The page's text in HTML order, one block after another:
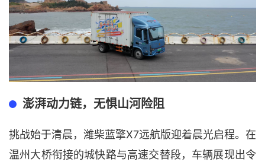
澎湃动力链，无惧山河险阻
挑战始于清晨，潍柴蓝擎X7远航版迎着晨光启程。在
温州大桥衔接的城快路与高速交替段，车辆展现出令